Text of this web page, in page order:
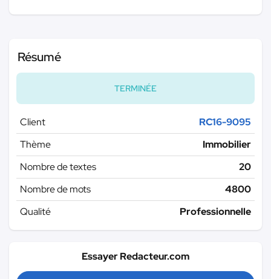
Résumé
TERMINÉE
Client
RC16-9095
Thème
Immobilier
Nombre de textes
20
Nombre de mots
4800
Qualité
Professionnelle
Essayer Redacteur.com